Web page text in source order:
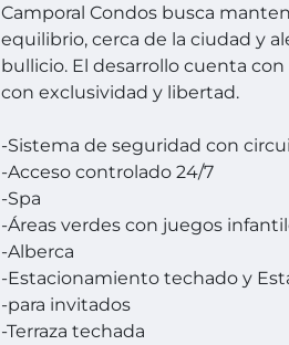
Camporal Condos busca
equilibrio, cerca de la ciudad y
bullicio. El desarrollo cuenta
con exclusividad y libertad.
-Sistema de seguridad con
-Acceso controlado 24/7
-Spa
-Áreas verdes con juegos
-Alberca
-Estacionamiento techado y
-para invitados
-Terraza techada